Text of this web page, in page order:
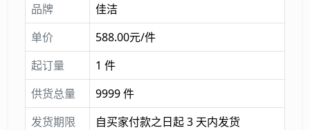
品牌
佳洁
单价
588.00元/件
起订量
1 件
供货总量
9999 件
发货期限
自买家付款之日起 3 天内发货